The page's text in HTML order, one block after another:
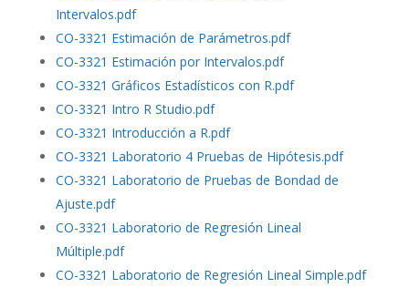
Intervalos.pdf
CO-3321 Estimación de Parámetros.pdf
CO-3321 Estimación por Intervalos.pdf
CO-3321 Gráficos Estadísticos con R.pdf
CO-3321 Intro R Studio.pdf
CO-3321 Introducción a R.pdf
CO-3321 Laboratorio 4 Pruebas de Hipótesis.pdf
CO-3321 Laboratorio de Pruebas de Bondad de
Ajuste.pdf
CO-3321 Laboratorio de Regresión Lineal
Múltiple.pdf
CO-3321 Laboratorio de Regresión Lineal Simple.pdf